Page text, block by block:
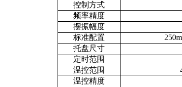
控制方式
频率精度
摆振幅度
标准配置
250
托盘尺寸
定时范围
温控范围
温控精度